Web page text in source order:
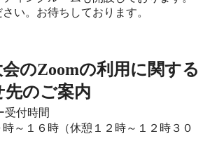
い。お待ちしております。
会のZoomの利用に関する
先のご案内
受付時間
～１６時（休憩１２時～１２時３０